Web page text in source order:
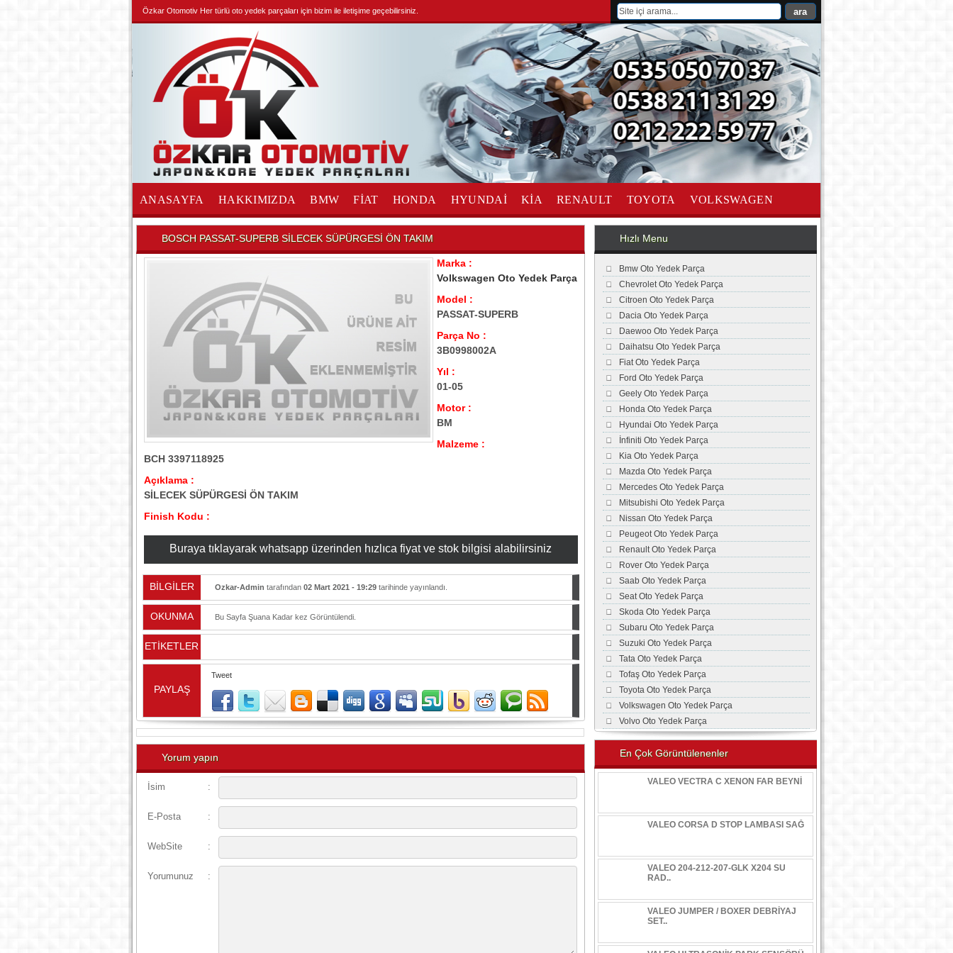
Özkar Otomotiv Her türlü oto yedek parçaları için bizim ile iletişime geçebilirsiniz.
ANASAYFA HAKKIMIZDA BMW FİAT HONDA HYUNDAİ KİA RENAULT TOYOTA VOLKSWAGEN
İLETİŞİM
BOSCH PASSAT-SUPERB SİLECEK SÜPÜRGESİ ÖN TAKIM
Marka :
Volkswagen Oto Yedek Parça
Model :
PASSAT-SUPERB
Parça No :
3B0998002A
Yıl :
01-05
Motor :
BM
Malzeme :
BCH 3397118925
Açıklama :
SİLECEK SÜPÜRGESİ ÖN TAKIM
Finish Kodu :
Buraya tıklayarak whatsapp üzerinden hızlıca fiyat ve stok bilgisi alabilirsiniz
BİLGİLER Ozkar-Admin tarafından 02 Mart 2021 - 19:29tarihinde yayınlandı.
OKUNMA Bu Sayfa Şuana Kadar kez Görüntülendi.
ETİKETLER
PAYLAŞ
Tweet
Yorum yapın
İsim :
E-Posta :
WebSite :
Yorumunuz :
Hızlı Menu
Bmw Oto Yedek Parça
Chevrolet Oto Yedek Parça
Citroen Oto Yedek Parça
Dacia Oto Yedek Parça
Daewoo Oto Yedek Parça
Daihatsu Oto Yedek Parça
Fiat Oto Yedek Parça
Ford Oto Yedek Parça
Geely Oto Yedek Parça
Honda Oto Yedek Parça
Hyundai Oto Yedek Parça
İnfiniti Oto Yedek Parça
Kia Oto Yedek Parça
Mazda Oto Yedek Parça
Mercedes Oto Yedek Parça
Mitsubishi Oto Yedek Parça
Nissan Oto Yedek Parça
Peugeot Oto Yedek Parça
Renault Oto Yedek Parça
Rover Oto Yedek Parça
Saab Oto Yedek Parça
Seat Oto Yedek Parça
Skoda Oto Yedek Parça
Subaru Oto Yedek Parça
Suzuki Oto Yedek Parça
Tata Oto Yedek Parça
Tofaş Oto Yedek Parça
Toyota Oto Yedek Parça
Volkswagen Oto Yedek Parça
Volvo Oto Yedek Parça
En Çok Görüntülenenler
VALEO VECTRA C XENON FAR BEYNİ
VALEO CORSA D STOP LAMBASI SAĞ
VALEO 204-212-207-GLK X204 SU
RAD..
VALEO JUMPER / BOXER DEBRİYAJ
SET..